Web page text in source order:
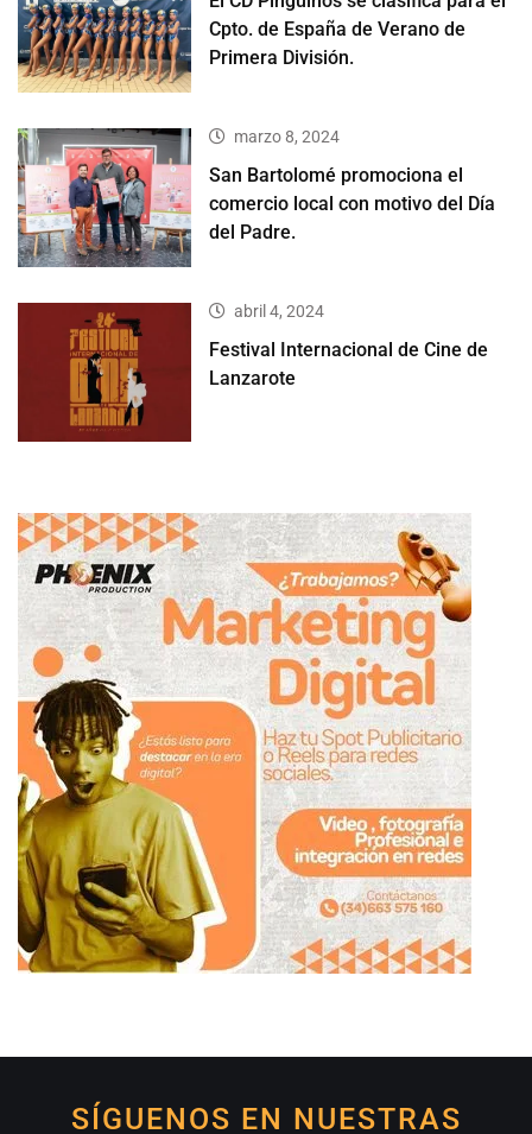
Cpto. de España de Verano de
Primera División.
marzo 8, 2024
San Bartolomé promociona el
comercio local con motivo del Día
del Padre.
abril 4, 2024
Festival Internacional de Cine de
Lanzarote
SÍGUENOS EN NUESTRAS